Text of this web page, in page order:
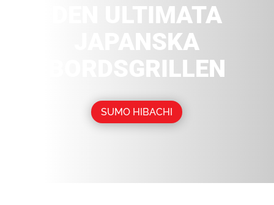
DEN ULTIMATA
JAPANSKA
BORDSGRILLEN
SUMO HIBACHI